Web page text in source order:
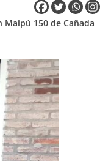
150 de Cañada